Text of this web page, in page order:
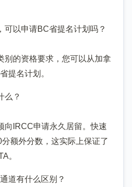
可以申请BC省提名计划吗？
别的资格要求，您可以从加拿
提名计划。
么？
向IRCC申请永久居留。快速
额外分数，这实际上保证了
。
道有什么区别？